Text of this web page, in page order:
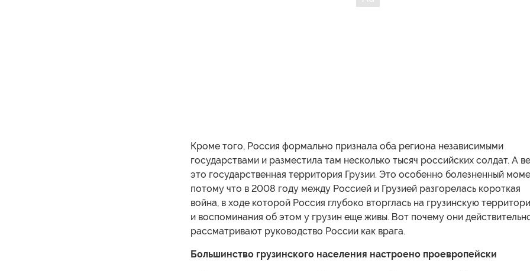
Кроме того, Россия формально признала оба региона независимыми
государствами и разместила там несколько тысяч российских солдат. А
это государственная территория Грузии. Это особенно болезненный
потому что в 2008 году между Россией и Грузией разгорелась короткая
война, в ходе которой Россия глубоко вторглась на грузинскую
и воспоминания об этом у грузин еще живы. Вот почему они
рассматривают руководство России как врага.
Большинство грузинского населения настроено проевропейски